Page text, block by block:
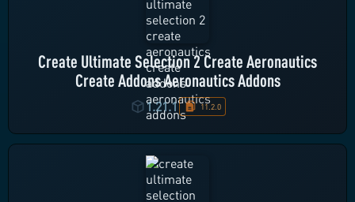
Create Ultimate Selection 2 Create Aeronautics
Create Addons Aeronautics Addons
1.21.1 11.2.0